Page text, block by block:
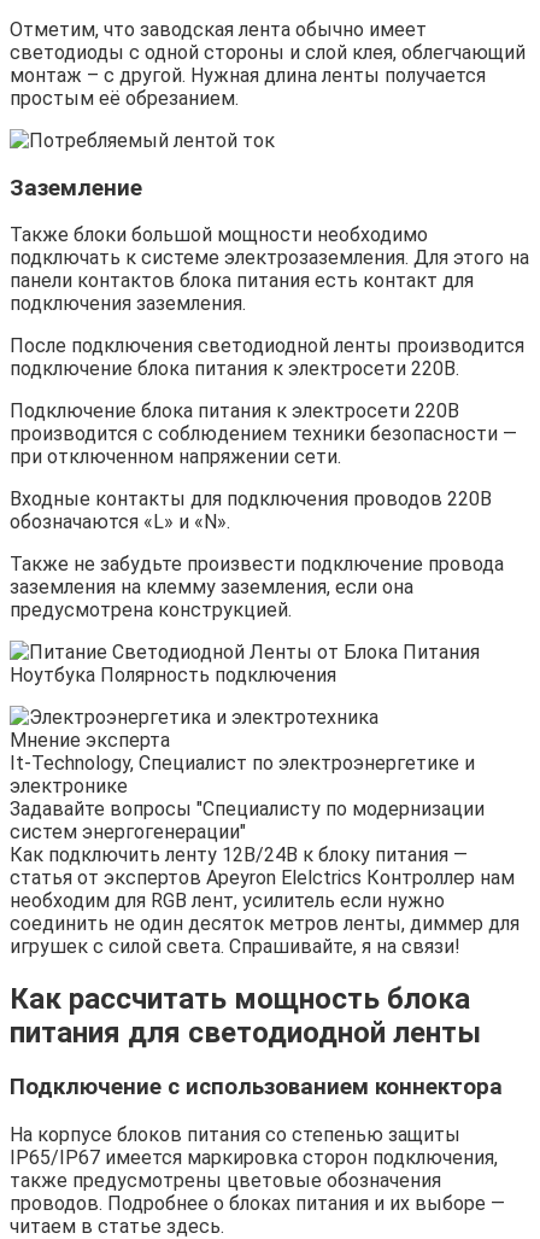
Отметим, что заводская лента обычно имеет
светодиоды с одной стороны и слой клея, облегчающий
монтаж – с другой. Нужная длина ленты получается
простым её обрезанием.
Заземление
Также блоки большой мощности необходимо
подключать к системе электрозаземления. Для этого на
панели контактов блока питания есть контакт для
подключения заземления.
После подключения светодиодной ленты производится
подключение блока питания к электросети 220В.
Подключение блока питания к электросети 220В
производится с соблюдением техники безопасности —
при отключенном напряжении сети.
Входные контакты для подключения проводов 220В
обозначаются «L» и «N».
Также не забудьте произвести подключение провода
заземления на клемму заземления, если она
предусмотрена конструкцией.
Мнение эксперта
It-Technology, Cпециалист по электроэнергетике и
электронике
Задавайте вопросы "Специалисту по модернизации
систем энергогенерации"
Как подключить ленту 12В/24В к блоку питания —
статья от экспертов Apeyron Elelctrics Контроллер нам
необходим для RGB лент, усилитель если нужно
соединить не один десяток метров ленты, диммер для
игрушек с силой света. Спрашивайте, я на связи!
Как рассчитать мощность блока
питания для светодиодной ленты
Подключение с использованием коннектора
На корпусе блоков питания со степенью защиты
IP65/IP67 имеется маркировка сторон подключения,
также предусмотрены цветовые обозначения
проводов. Подробнее о блоках питания и их выборе —
читаем в статье здесь.